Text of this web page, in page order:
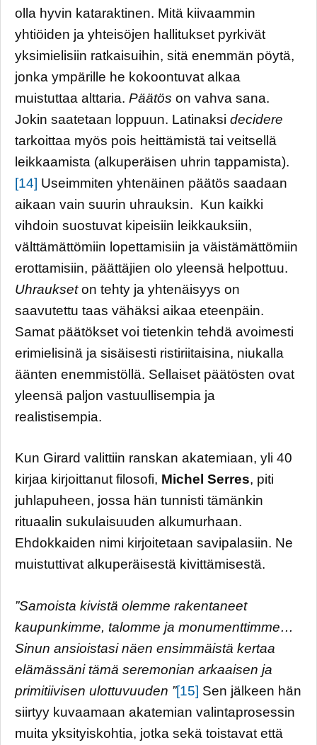
olla hyvin kataraktinen. Mitä kiivaammin
yhtiöiden ja yhteisöjen hallitukset pyrkivät
yksimielisiin ratkaisuihin, sitä enemmän pöytä,
jonka ympärille he kokoontuvat alkaa
muistuttaa alttaria. Päätös on vahva sana.
Jokin saatetaan loppuun. Latinaksi decidere
tarkoittaa myös pois heittämistä tai veitsellä
leikkaamista (alkuperäisen uhrin tappamista).
[14] Useimmiten yhtenäinen päätös saadaan
aikaan vain suurin uhrauksin. Kun kaikki
vihdoin suostuvat kipeisiin leikkauksiin,
välttämättömiin lopettamisiin ja väistämättömiin
erottamisiin, päättäjien olo yleensä helpottuu.
Uhraukseton tehty ja yhtenäisyys on
saavutettu taas vähäksi aikaa eteenpäin.
Samat päätökset voi tietenkin tehdä avoimesti
erimielisinä ja sisäisesti ristiriitaisina, niukalla
äänten enemmistöllä. Sellaiset päätösten ovat
yleensä paljon vastuullisempia ja
realistisempia.
Kun Girard valittiin ranskan akatemiaan, yli 40
kirjaa kirjoittanut filosofi, Michel Serres, piti
juhlapuheen, jossa hän tunnisti tämänkin
rituaalin sukulaisuuden alkumurhaan.
Ehdokkaiden nimi kirjoitetaan savipalasiin. Ne
muistuttivat alkuperäisestä kivittämisestä.
”Samoista kivistä olemme rakentaneet
kaupunkimme, talomme ja monumenttimme…
Sinun ansioistasi näen ensimmäistä kertaa
elämässäni tämä seremonian arkaaisen ja
primitiivisen ulottuvuuden ”[15] Sen jälkeen hän
siirtyy kuvaamaan akatemian valintaprosessin
muita yksityiskohtia, jotka sekä toistavat että